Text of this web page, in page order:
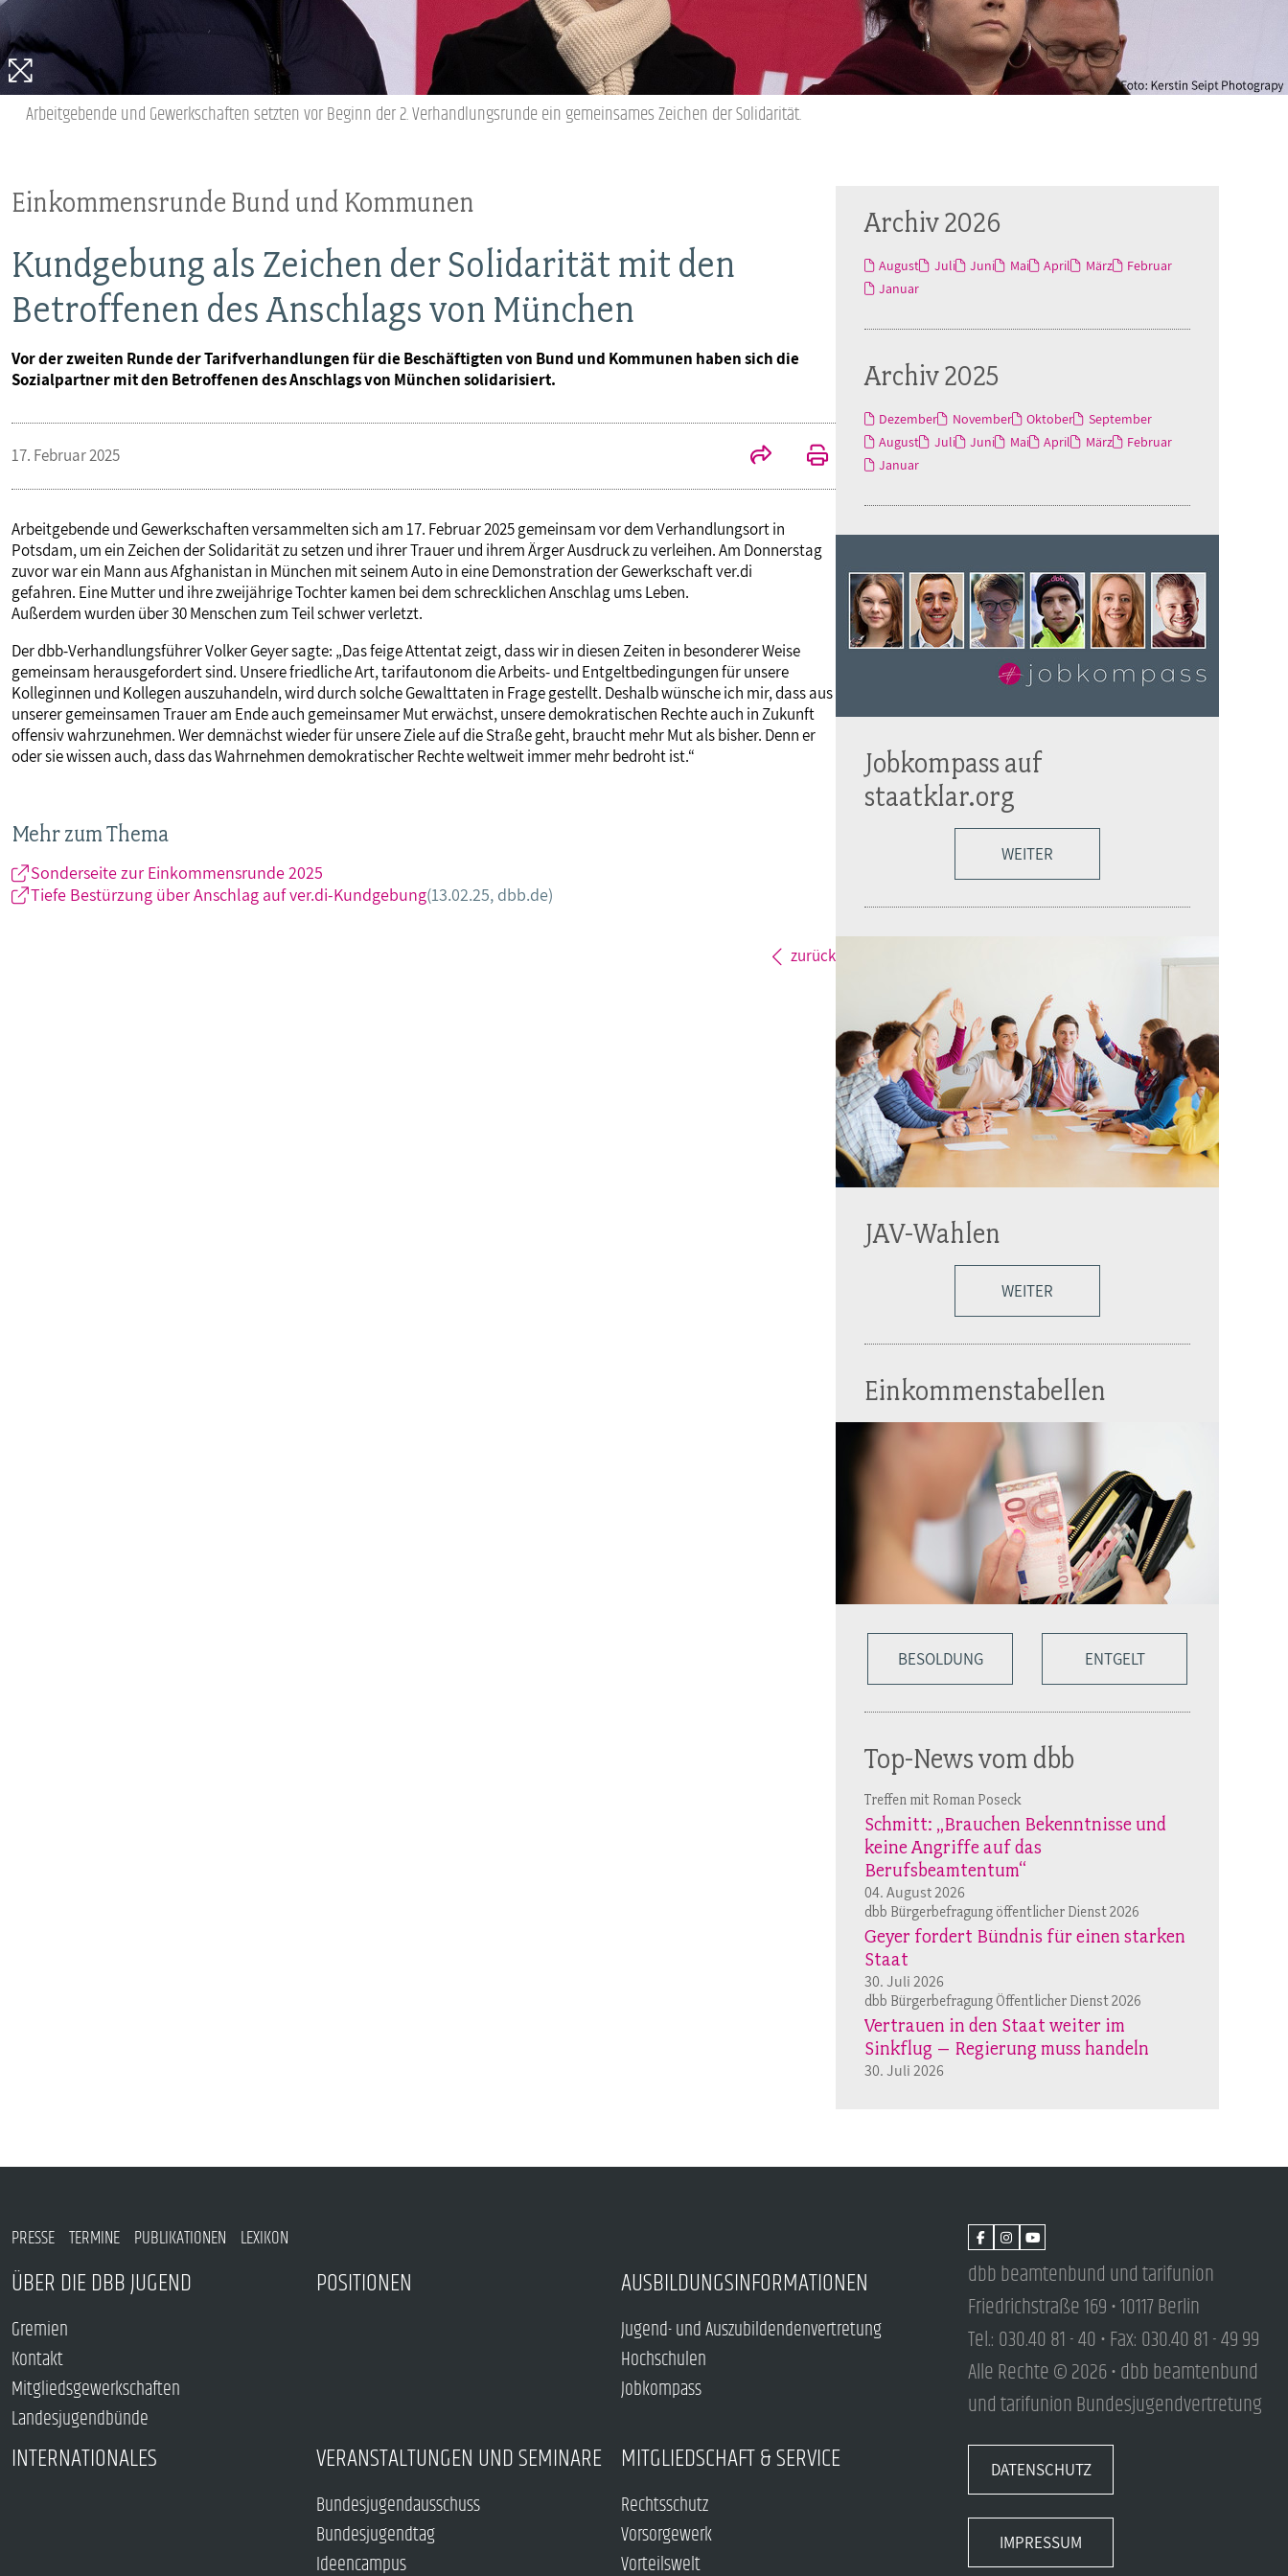
Landesjugendbünde
VERANSTALTUNGEN UND SEMINARE
Ideencampus
Parlamentarisches Sommerfest
MITGLIEDSCHAFT & SERVICE
Akademie
Verlag
Arbeitgebende und Gewerkschaften setzten vor Beginn der 2. Verhandlungsrunde ein gemeinsames Zeichen der Solidarität.
Einkommensrunde Bund und Kommunen
Kundgebung als Zeichen der Solidarität mit den
Betroffenen des Anschlags von München
Vor der zweiten Runde der Tarifverhandlungen für die Beschäftigten von Bund und Kommunen haben sich die
Sozialpartner mit den Betroffenen des Anschlags von München solidarisiert.
17. Februar 2025
Arbeitgebende und Gewerkschaften versammelten sich am 17. Februar 2025 gemeinsam vor dem Verhandlungsort in
Potsdam, um ein Zeichen der Solidarität zu setzen und ihrer Trauer und ihrem Ärger Ausdruck zu verleihen. Am Donnerstag
zuvor war ein Mann aus Afghanistan in München mit seinem Auto in eine Demonstration der Gewerkschaft ver.di
gefahren. Eine Mutter und ihre zweijährige Tochter kamen bei dem schrecklichen Anschlag ums Leben.
Außerdem wurden über 30 Menschen zum Teil schwer verletzt.
Der dbb-Verhandlungsführer Volker Geyer sagte: „Das feige Attentat zeigt, dass wir in diesen Zeiten in besonderer Weise
gemeinsam herausgefordert sind. Unsere friedliche Art, tarifautonom die Arbeits- und Entgeltbedingungen für unsere
Kolleginnen und Kollegen auszuhandeln, wird durch solche Gewalttaten in Frage gestellt. Deshalb wünsche ich mir, dass aus
unserer gemeinsamen Trauer am Ende auch gemeinsamer Mut erwächst, unsere demokratischen Rechte auch in Zukunft
offensiv wahrzunehmen. Wer demnächst wieder für unsere Ziele auf die Straße geht, braucht mehr Mut als bisher. Denn er
oder sie wissen auch, dass das Wahrnehmen demokratischer Rechte weltweit immer mehr bedroht ist.“
Mehr zum Thema
Sonderseite zur Einkommensrunde 2025
Tiefe Bestürzung über Anschlag auf ver.di-Kundgebung(13.02.25, dbb.de)
zurück
Archiv 2026
August Juli Juni Mai April März
Februar
Januar
Archiv 2025
Dezember November Oktober
September
August
Juli Juni Mai April März
Februar
Januar
Jobkompass auf
staatklar.org
WEITER
JAV-Wahlen
WEITER
Einkommenstabellen
BESOLDUNG ENTGELT
Top-News vom dbb
Treffen mit Roman Poseck
Schmitt: „Brauchen Bekenntnisse und
keine Angriffe auf das
Berufsbeamtentum“
04. August 2026
dbb Bürgerbefragung öffentlicher Dienst 2026
Geyer fordert Bündnis für einen starken
Staat
30. Juli 2026
dbb Bürgerbefragung Öffentlicher Dienst 2026
Vertrauen in den Staat weiter im
Sinkflug – Regierung muss handeln
30. Juli 2026
PRESSE TERMINE PUBLIKATIONEN LEXIKON
ÜBER DIE DBB JUGEND
Gremien
Kontakt
Mitgliedsgewerkschaften
Landesjugendbünde
POSITIONEN AUSBILDUNGSINFORMATIONEN
Jugend- und Auszubildendenvertretung
Hochschulen
Jobkompass
INTERNATIONALES VERANSTALTUNGEN UND SEMINARE
Bundesjugendausschuss
Bundesjugendtag
Ideencampus
MITGLIEDSCHAFT & SERVICE
Rechtsschutz
Vorsorgewerk
Vorteilswelt
dbb beamtenbund und tarifunion
Friedrichstraße 169 • 10117 Berlin
Tel.: 030.40 81 - 40 • Fax: 030.40 81 - 49 99
Alle Rechte © 2026 • dbb beamtenbund
und tarifunion Bundesjugendvertretung
DATENSCHUTZ
IMPRESSUM